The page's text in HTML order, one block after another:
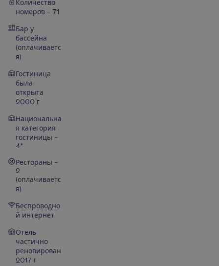
Количество
номеров – 71
Бар у
бассейна
(оплачиваетс
я)
Гостиница
была
открыта
2000 г
Национальна
я категория
гостиницы –
4*
Рестораны –
2
(оплачиваетс
я)
Беспроводно
й интернет
Отель
частично
реновирован
2017 г